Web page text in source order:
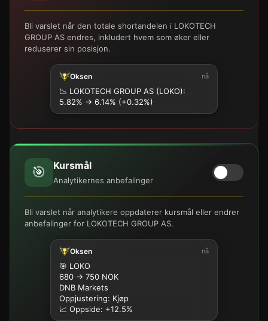
Bli varslet når den totale shortandelen i LOKOTECH
GROUP AS endres, inkludert hvem som øker eller
reduserer sin posisjon.
Oksen nå
📉 LOKOTECH GROUP AS (LOKO):
5.82% → 6.14% (+0.32%)
🎯 Kursmål
Analytikernes anbefalinger
Bli varslet når analytikere oppdaterer kursmål eller endrer
anbefalinger for LOKOTECH GROUP AS.
Oksen nå
🎯 LOKO
680 → 750 NOK
DNB Markets
Oppjustering: Kjøp
📈 Oppside: +12.5%